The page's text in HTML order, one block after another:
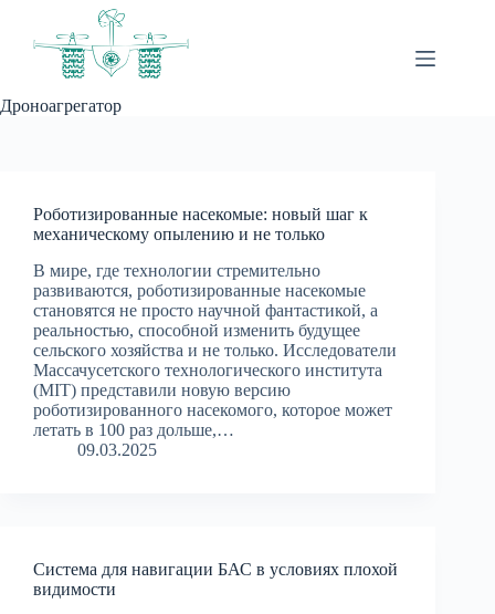
Дроноагрегатор
Роботизированные насекомые: новый шаг к
механическому опылению и не только
В мире, где технологии стремительно
развиваются, роботизированные насекомые
становятся не просто научной фантастикой, а
реальностью, способной изменить будущее
сельского хозяйства и не только. Исследователи
Массачусетского технологического института
(MIT) представили новую версию
роботизированного насекомого, которое может
летать в 100 раз дольше,…
09.03.2025
Система для навигации БАС в условиях плохой
видимости